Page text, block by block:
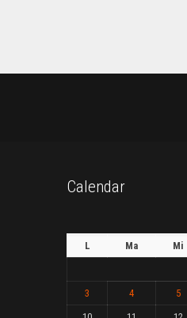
Calendar
L Ma Mi
3
4 5